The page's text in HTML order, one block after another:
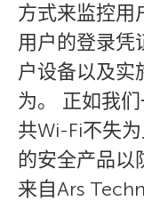
方式来监控用
用户的登录凭
户设备以及实
为。 正如我
共Wi-Fi不失
的安全产品以
来自Ars